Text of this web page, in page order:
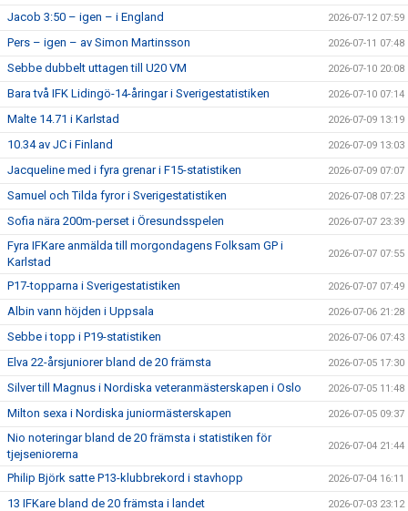
Jacob 3:50 – igen – i England 2026-07-12 07:59
Pers – igen – av Simon Martinsson 2026-07-11 07:48
Sebbe dubbelt uttagen till U20 VM 2026-07-10 20:08
Bara två IFK Lidingö-14-åringar i Sverigestatistiken 2026-07-10 07:14
Malte 14.71 i Karlstad 2026-07-09 13:19
10.34 av JC i Finland 2026-07-09 13:03
Jacqueline med i fyra grenar i F15-statistiken 2026-07-09 07:07
Samuel och Tilda fyror i Sverigestatistiken 2026-07-08 07:23
Sofia nära 200m-perset i Öresundsspelen 2026-07-07 23:39
Fyra IFKare anmälda till morgondagens Folksam GP i
Karlstad
2026-07-07 07:55
P17-topparna i Sverigestatistiken 2026-07-07 07:49
Albin vann höjden i Uppsala 2026-07-06 21:28
Sebbe i topp i P19-statistiken 2026-07-06 07:43
Elva 22-årsjuniorer bland de 20 främsta 2026-07-05 17:30
Silver till Magnus i Nordiska veteranmästerskapen i Oslo 2026-07-05 11:48
Milton sexa i Nordiska juniormästerskapen 2026-07-05 09:37
Nio noteringar bland de 20 främsta i statistiken för
tjejseniorerna
2026-07-04 21:44
Philip Björk satte P13-klubbrekord i stavhopp 2026-07-04 16:11
13 IFKare bland de 20 främsta i landet 2026-07-03 23:12